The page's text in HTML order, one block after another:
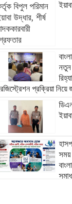
নতুন
প্রক্রিয়া নিয়ে
সময়